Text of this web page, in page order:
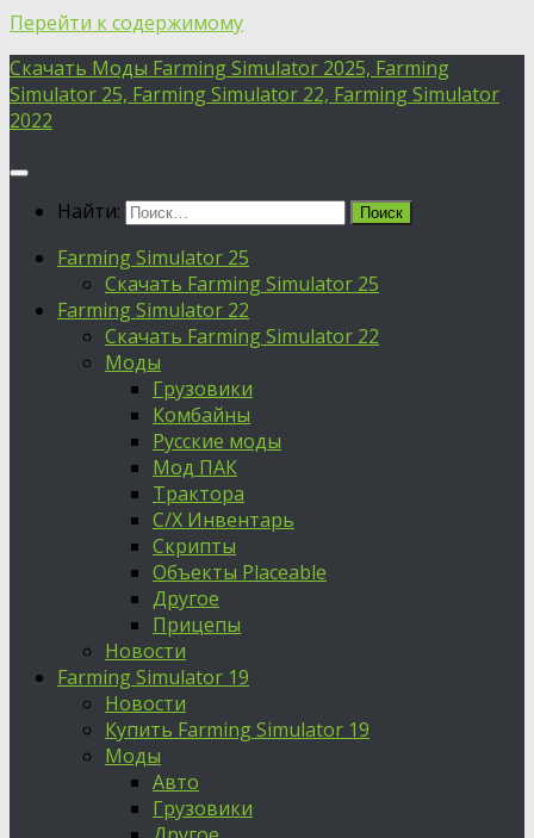
Перейти к содержимому
Скачать Моды Farming Simulator 2025, Farming
Simulator 25, Farming Simulator 22, Farming Simulator
2022
Найти:
Farming Simulator 25
Скачать Farming Simulator 25
Farming Simulator 22
Скачать Farming Simulator 22
Моды
Грузовики
Комбайны
Русские моды
Мод ПАК
Трактора
С/Х Инвентарь
Скрипты
Объекты Placeable
Другое
Прицепы
Новости
Farming Simulator 19
Новости
Купить Farming Simulator 19
Моды
Авто
Грузовики